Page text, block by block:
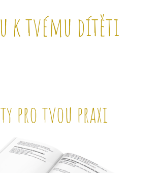
k tvému dítěti
pro tvou praxi